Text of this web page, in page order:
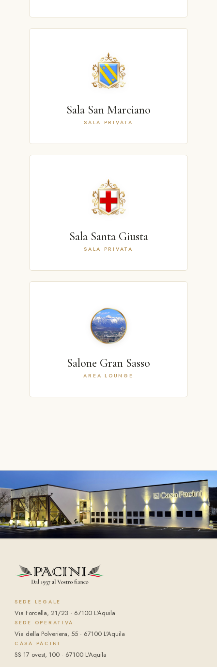
Sala San Marciano
SALA PRIVATA
Sala Santa Giusta
SALA PRIVATA
Salone Gran Sasso
AREA LOUNGE
SEDE LEGALE
Via Forcella, 21/23 · 67100 L'Aquila
SEDE OPERATIVA
Via della Polveriera, 55 · 67100 L'Aquila
CASA PACINI
SS 17 ovest, 100 · 67100 L'Aquila